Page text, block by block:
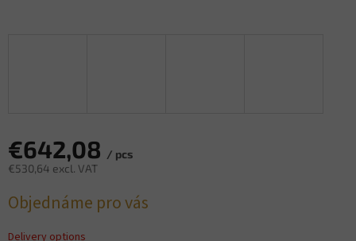
€642,08 / pcs
€530,64 excl. VAT
price:
Objednáme pro vás
Delivery options